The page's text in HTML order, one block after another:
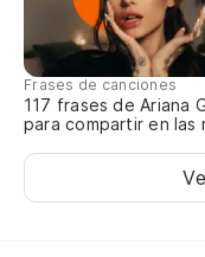
Frases de canciones
117 frases de Ariana
para compartir en las